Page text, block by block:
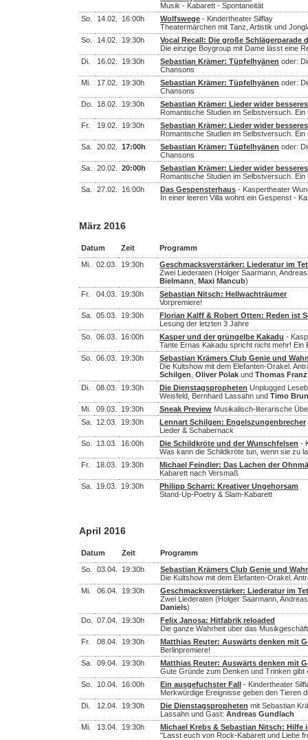
Musik - Kabarett - Spontaneität
So.
14.02. 16:00h Wolfswege - Kindertheater Silflay
Theatermärchen mit Tanz, Artistik und
So.
14.02. 19:30h
Vocal Recall: Die große Schlägerparade
Die einzige Boygroup mit Dame lässt eine
Di.
16.02. 19:30h Sebastian Krämer: Tüpfelhyänen oder:
Chansons
Mi.
17.02. 19:30h Sebastian Krämer: Tüpfelhyänen oder:
Chansons
Do.
18.02. 19:30h
Sebastian Krämer: Lieder wider
Romantische Studien im Selbstversuch.
Fr.
19.02. 19:30h
Sebastian Krämer: Lieder wider
Romantische Studien im Selbstversuch.
Sa.
20.02. 17:00h Sebastian Krämer: Tüpfelhyänen oder:
Chansons
Sa.
20.02. 20:00h
Sebastian Krämer: Lieder wider
Romantische Studien im Selbstversuch.
Sa.
27.02. 16:00h Das Gespensterhaus - Kaspertheater
In einer leeren Villa wohnt ein Gespenst -
März 2016
Datum Zeit
Programm
Mi.
02.03. 19:30h
Geschmacksverstärker: Liederatur im
Zwei Liederaten (Holger Saarmann,
Bielmann Maxi Mancub)
Fr.
04.03. 19:30h
Sebastian Nitsch: Hellwachträumer
Vorpremiere!
Sa.
05.03. 19:30h
Florian Kalff & Robert Otten: Reden ist
Lesung der letzten 3 Jahre
So.
06.03. 16:00h Kasper und der grüngelbe Kakadu -
Tante Ernas Kakadu spricht nicht mehr!
So.
06.03. 19:30h
Sebastian Krämers Club Genie und
Die Kultshow mit dem Elefanten-Orakel.
Schilgen Oliver Polak und Thomas Franz
Di.
08.03. 19:30h Die Dienstagspropheten Unplugged
Weisfeld, Bernhard Lassahn und Timo
Mi.
09.03. 19:30h Sneak Preview Musikalisch-literarische
Sa.
12.03. 19:30h
Lennart Schilgen: Engelszungenbrecher
Lieder & Schabernack
So.
13.03. 16:00h Die Schildkröte und der Wunschfelsen -
Was kann die Schildkröte tun, wenn sie zu
Fr.
18.03. 19:30h
Michael Feindler: Das Lachen der
Kabarett nach Versmaß
Sa.
19.03. 19:30h
Philipp Scharri: Kreativer Ungehorsam
Stand-Up-Poetry & Slam-Kabarett
April 2016
Datum Zeit
Programm
So.
03.04. 19:30h
Sebastian Krämers Club Genie und
Die Kultshow mit dem Elefanten-Orakel.
Mi.
06.04. 19:30h
Geschmacksverstärker: Liederatur im
Zwei Liederaten (Holger Saarmann,
Daniels)
Do.
07.04. 19:30h
Felix Janosa: Hitfabrik reloaded
Die ganze Wahrheit über das Musikgeschäft
Fr.
08.04. 19:30h
Matthias Reuter: Auswärts denken mit
Berlinpremiere!
Sa.
09.04. 19:30h
Matthias Reuter: Auswärts denken mit
Gute Gründe zum Denken und Trinken gibt
So.
10.04. 16:00h Ein ausgefuchster Fall - Kindertheater
Merkwürdige Ereignisse geben den Tieren
Di.
12.04. 19:30h Die Dienstagspropheten mit Sebastian
Lassahn und Gast: Andreas Gundlach
Mi.
13.04. 19:30h
Michael Krebs & Sebastian Nitsch: Hilfe
"Lasst euch von Rock-Kabarett und Liebe